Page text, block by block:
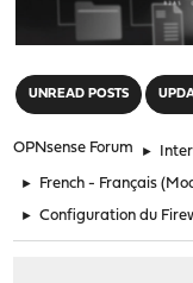
UNREAD POSTS
OPNsense Forum ►
► French - Français
► Configuration du